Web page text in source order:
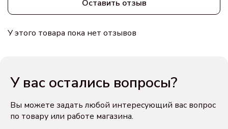
Оставить отзыв
У этого товара пока нет отзывов
У вас остались вопросы?
Вы можете задать любой интересующий вас вопрос
по товару или работе магазина.